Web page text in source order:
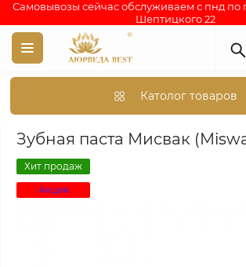
Самовывозы сейчас обслуживаем с пнд по
Шептицкого 22
Католог товаров
Tooth paste miswak gold 170 gm. dabur.
Зубная паста Мисвак
Хит продаж
Акция